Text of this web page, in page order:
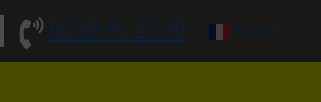
02 32 81 20 30 French